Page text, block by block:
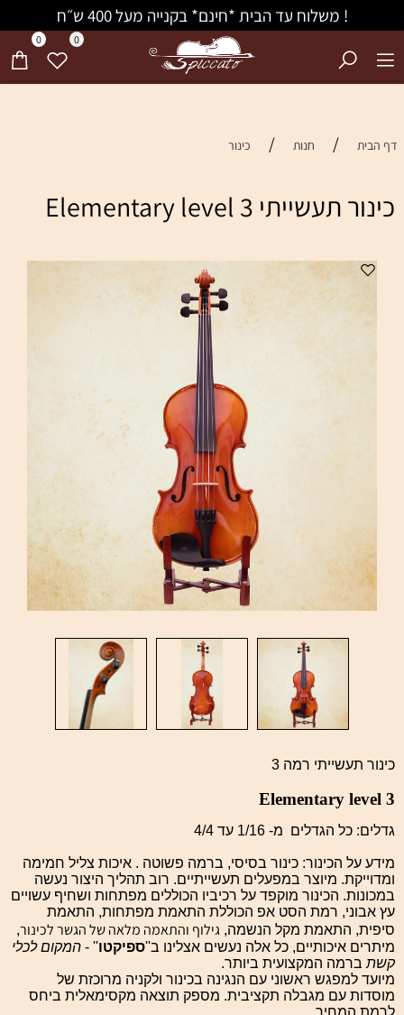
! משלוח עד הבית *חינם* בקנייה מעל 400 ש״ח
0 0
דף הבית / חנות / כינור
כינור תעשייתי Elementary level 3
כינור תעשייתי רמה 3
Elementary level 3
גדלים: כל הגדלים מ- 1/16 עד 4/4
מידע על הכינור: כינור בסיסי, ברמה פשוטה . איכות צליל חמימה
ומדוייקת. מיוצר במפעלים תעשייתיים. רוב תהליך היצור נעשה
במכונות. הכינור מוקפד על רכיביו הכוללים מפתחות ושחיף עשויים
עץ אבוני, רמת הסט אפ הכוללת התאמת מפתחות, התאמת
סיפית, התאמת מקל הנשמה, גילוף והתאמה מלאה של הגשר לכינור,
מיתרים איכותיים, כל אלה נעשים אצלינו ב''ספיקטו'' - המקום לכלי
קשת ברמה המקצועית ביותר.
מיועד למפגש ראשוני עם הנגינה בכינור ולקניה מרוכזת של
מוסדות עם מגבלה תקציבית. מספק תוצאה מקסימאלית ביחס
לרמת המחיר.